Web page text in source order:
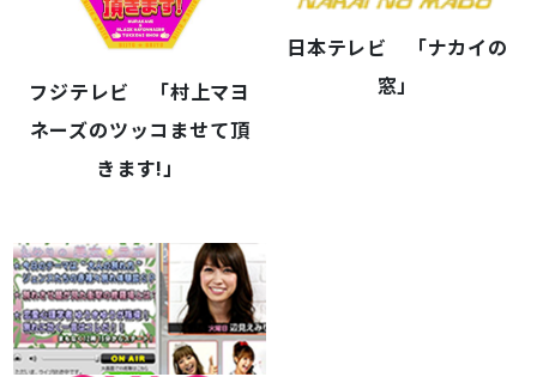
フジテレビ 「村上マヨ
ネーズのツッコませて頂
きます!」
日本テレビ 「ナカイの
窓」